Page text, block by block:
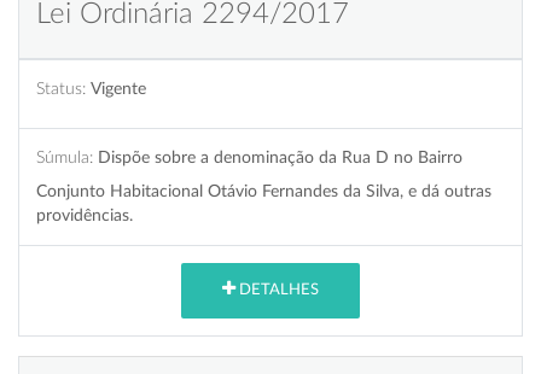
Lei Ordinária 2294/2017
Status: Vigente
Súmula: Dispõe sobre a denominação da Rua D no Bairro
Conjunto Habitacional Otávio Fernandes da Silva, e dá outras
providências.
DETALHES